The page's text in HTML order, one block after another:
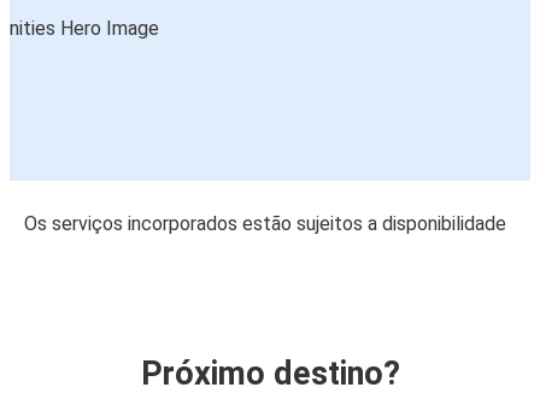
Os serviços incorporados estão sujeitos a disponibilidade
Próximo destino?